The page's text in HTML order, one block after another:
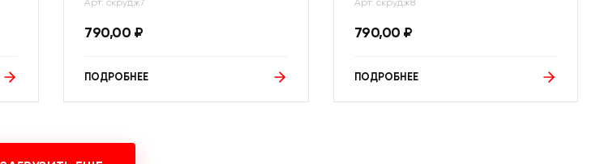
Арт: скрудж7
790,00 ₽
ПОДРОБНЕЕ
Арт: скрудж8
790,00 ₽
ПОДРОБНЕЕ